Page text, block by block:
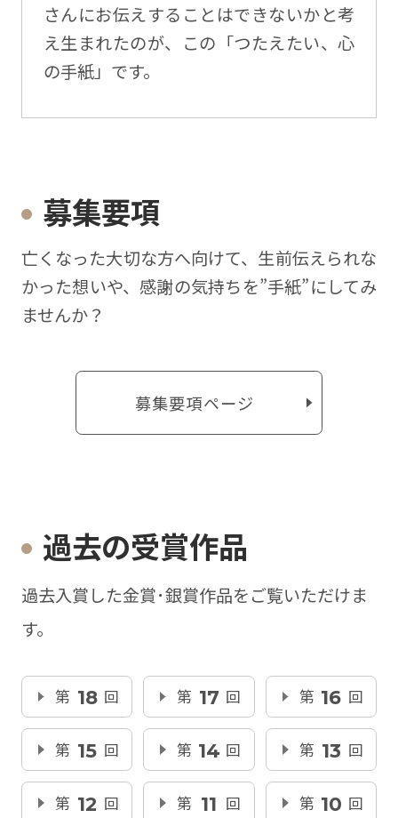
さんにお伝えすることはできないかと考
え生まれたのが、この「つたえたい、心
の手紙」です。
募集要項
亡くなった⼤切な⽅へ向けて、⽣前伝えられな
かった想いや、感謝の気持ちを”⼿紙”にしてみ
ませんか？
募集要項ページ
過去の受賞作品
過去入賞した金賞･銀賞作品をご覧いただけま
す。
第 18 回 第 17 回 第 16 回
第 15 回 第 14 回 第 13 回
第 12 回 第 11 回 第 10 回